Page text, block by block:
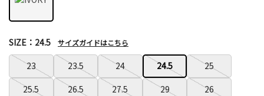
23 23.5 24 24.5
25
25.5
26.5 27.5 29
26
SIZE：24.5 サイズガイドはこちら